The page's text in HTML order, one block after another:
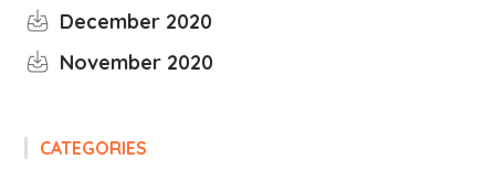
December 2020
November 2020
CATEGORIES